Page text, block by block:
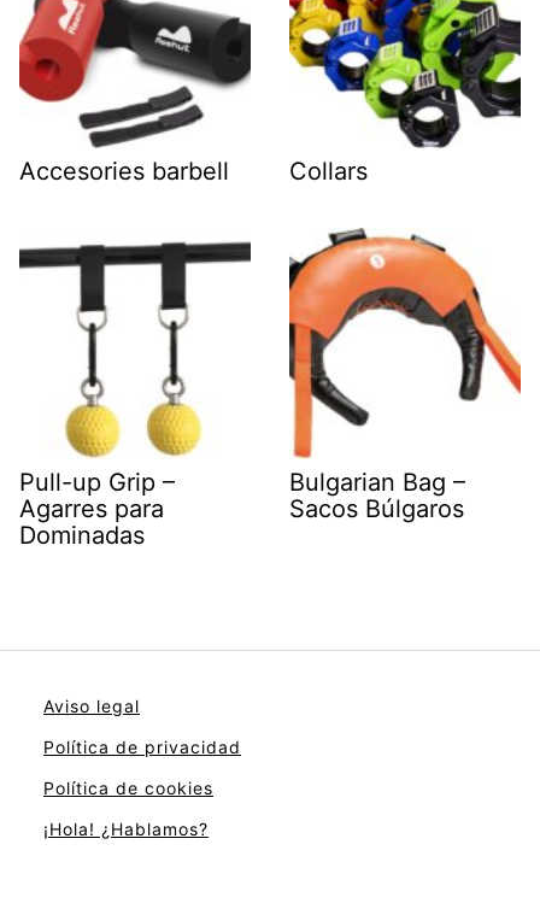
Accesories barbell Collars
Pull-up Grip –
Agarres para
Dominadas
Bulgarian Bag –
Sacos Búlgaros
Aviso legal
Política de privacidad
Política de cookies
¡Hola! ¿Hablamos?